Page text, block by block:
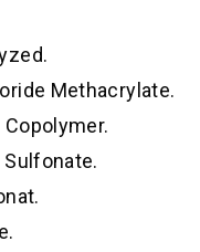
Methacrylate.